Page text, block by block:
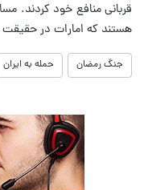
قربانی منافع خود کردند.
هستند که امارات در
جنگ رمضان حمله به ایران